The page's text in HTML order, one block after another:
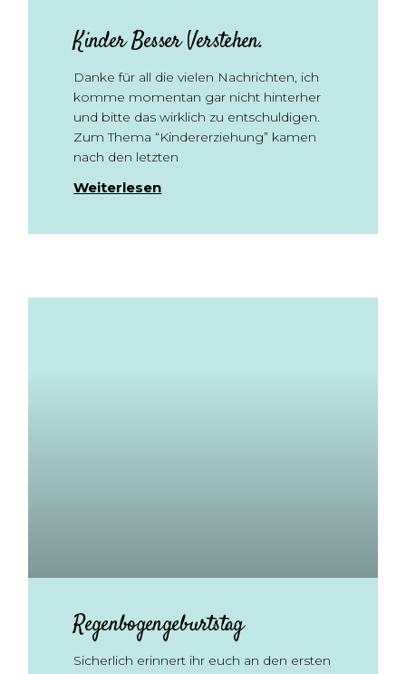
Kinder Besser Verstehen.
Danke für all die vielen Nachrichten, ich
komme momentan gar nicht hinterher
und bitte das wirklich zu entschuldigen.
Zum Thema “Kindererziehung” kamen
nach den letzten
Weiterlesen
Regenbogengeburtstag
Sicherlich erinnert ihr euch an den ersten